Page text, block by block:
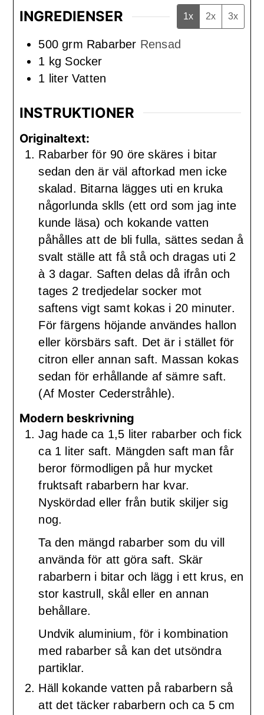
INGREDIENSER 1x 2x 3x
500 grm Rabarber Rensad
1 kg Socker
1 liter Vatten
INSTRUKTIONER
Originaltext:
Rabarber för 90 öre skäres i bitar
sedan den är väl aftorkad men icke
skalad. Bitarna lägges uti en kruka
någorlunda sklls (ett ord som jag inte
kunde läsa) och kokande vatten
påhålles att de bli fulla, sättes sedan å
svalt ställe att få stå och dragas uti 2
à 3 dagar. Saften delas då ifrån och
tages 2 tredjedelar socker mot
saftens vigt samt kokas i 20 minuter.
För färgens höjande användes hallon
eller körsbärs saft. Det är i stället för
citron eller annan saft. Massan kokas
sedan för erhållande af sämre saft.
(Af Moster Cederstråhle).
Modern beskrivning
Jag hade ca 1,5 liter rabarber och fick
ca 1 liter saft. Mängden saft man får
beror förmodligen på hur mycket
fruktsaft rabarbern har kvar.
Nyskördad eller från butik skiljer sig
nog.
Ta den mängd rabarber som du vill
använda för att göra saft. Skär
rabarbern i bitar och lägg i ett krus, en
stor kastrull, skål eller en annan
behållare.
Undvik aluminium, för i kombination
med rabarber så kan det utsöndra
partiklar.
Häll kokande vatten på rabarbern så
att det täcker rabarbern och ca 5 cm